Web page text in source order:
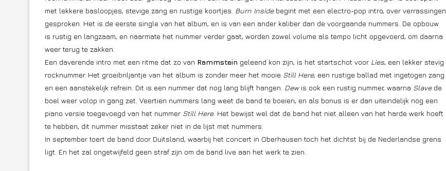
met lekkere basloopjes, stevige zang en rustige koortjes. Burn Insidebegint met een electro-pop intro, over verrassingen
gesproken. Het is de eerste single van het album, en is van een ander kaliber dan de voorgaande nummers. De opbouw
is rustig en langzaam, en naarmate het nummer verder gaat, worden zowel volume als tempo licht opgevoerd, om daarna
weer terug te zakken.
Een daverende intro met een ritme dat zo van Rammstein geleend kon zijn, is het startschot voor Lies, een lekker stevig
rocknummer. Het groeibriljantje van het album is zonder meer het mooie Still Here, een rustige ballad met ingetogen zang
en een aanstekelijk refrein. Dit is een nummer dat nog lang blijft hangen. Dewis ook een rustig nummer, waarna Slavede
boel weer volop in gang zet. Veertien nummers lang weet de band te boeien, en als bonus is er dan uiteindelijk nog een
piano versie toegevoegd van het nummer Still Here. Het bewijst wel dat de band het niet alleen van het harde werk hoeft
te hebben, dit nummer misstaat zeker niet in de lijst met nummers.
In september toert de band door Duitsland, waarbij het concert in Oberhausen toch het dichtst bij de Nederlandse grens
ligt. En het zal ongetwijfeld geen straf zijn om de band live aan het werk te zien.